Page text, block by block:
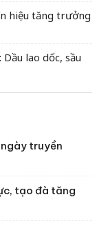
hiệu tăng trưởng
lao dốc, sầu
truyền
tạo đà tăng